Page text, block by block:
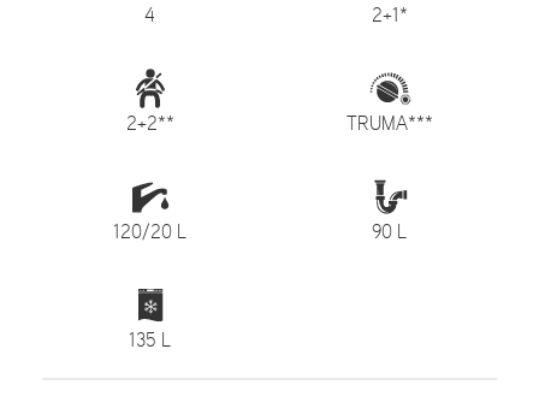
4 2+1*
2+2** TRUMA***
120/20 L 90 L
135 L